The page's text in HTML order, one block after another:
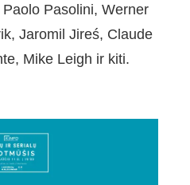
Pasolini, Werner
Jaromil Jireś, Claude
Mike Leigh ir kiti.